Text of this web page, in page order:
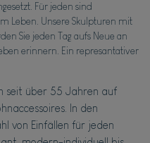
Für jeden sind
Leben. Unsere Skulpturen mit
Sie jeden Tag aufs Neue an
erinnern. Ein represantativer
seit über 55 Jahren auf
In den
von Einfällen für jeden